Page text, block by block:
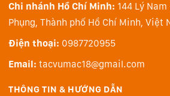
Chi nhánh Hồ Chí Minh: 144 Lý
Phụng, Thành phố Hồ Chí Minh, Việt
Điện thoại: 0987720955
Email: tacvumac18@gmail.com
THÔNG TIN & HƯỚNG DẪN